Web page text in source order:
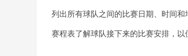
列出所有球队之间的比赛日期、时间
赛程表了解球队接下来的比赛安排，以